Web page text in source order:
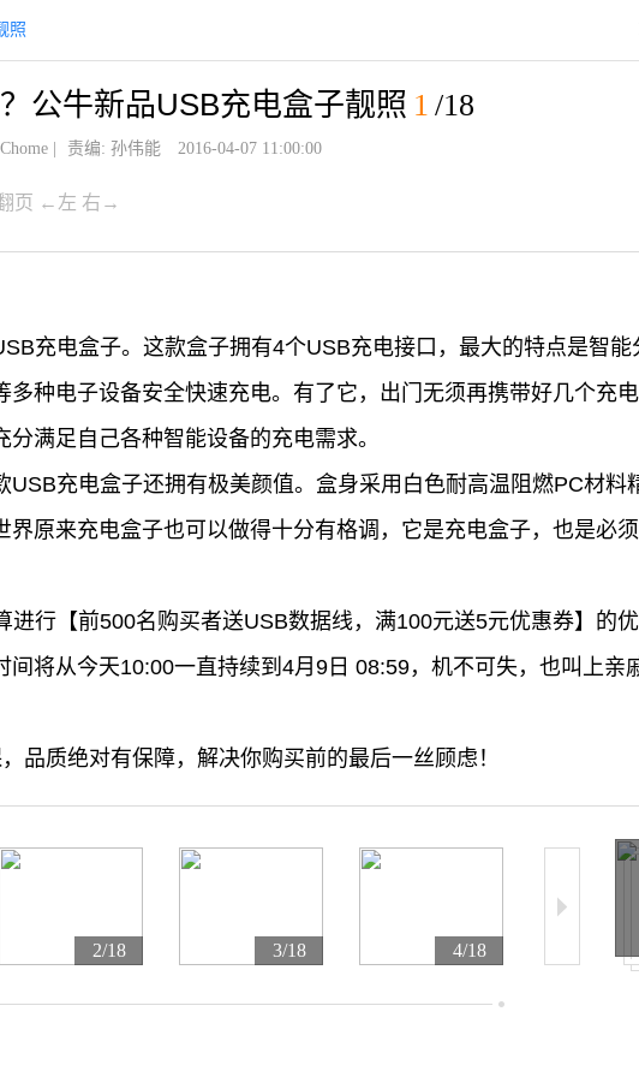
照
公牛新品USB充电盒子靓照 1 /18
| 责编: 孙伟能 2016-04-07 11:00:00
页 ←左 右→
充电盒子。这款盒子拥有4个USB充电接口，最大的特点是智能
种电子设备安全快速充电。有了它，出门无须再携带好几个充
满足自己各种智能设备的充电需求。
充电盒子还拥有极美颜值。盒身采用白色耐高温阻燃PC材料
原来充电盒子也可以做得十分有格调，它是充电盒子，也是必
进行【前500名购买者送USB数据线，满100元送5元优惠券】的
间将从今天10:00一直持续到4月9日 08:59，机不可失，也叫上亲
品质绝对有保障，解决你购买前的最后一丝顾虑！
2/18 3/18 4/18